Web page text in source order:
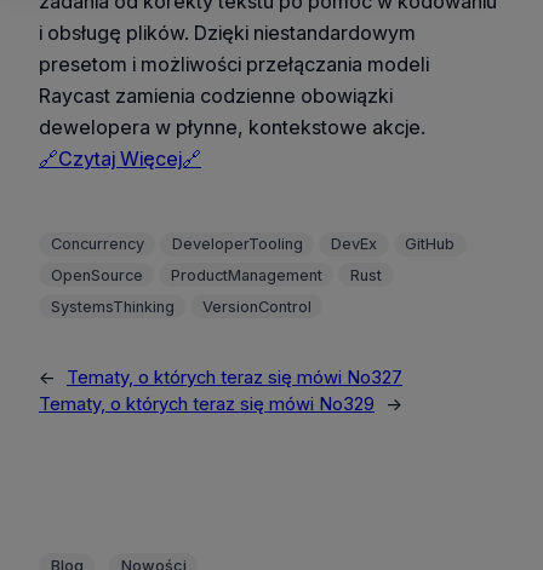
i obsługę plików. Dzięki niestandardowym
presetom i możliwości przełączania modeli
Raycast zamienia codzienne obowiązki
dewelopera w płynne, kontekstowe akcje.
🔗Czytaj Więcej🔗
Concurrency DeveloperTooling DevEx
GitHub
OpenSource
ProductManagement
Rust
SystemsThinking
VersionControl
←
Tematy, o których teraz się mówi No327
Tematy, o których teraz się mówi No329
→